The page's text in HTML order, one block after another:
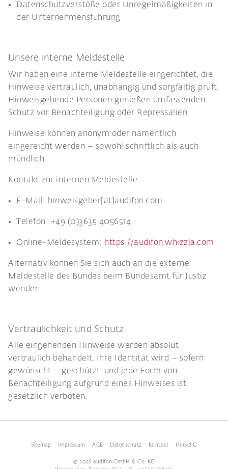
Datenschutzverstöße oder Unregelmäßigkeiten in
der Unternehmensführung
Unsere interne Meldestelle
Wir haben eine interne Meldestelle eingerichtet, die
Hinweise vertraulich, unabhängig und sorgfältig prüft.
Hinweisgebende Personen genießen umfassenden
Schutz vor Benachteiligung oder Repressalien.
Hinweise können anonym oder namentlich
eingereicht werden – sowohl schriftlich als auch
mündlich.
Kontakt zur internen Meldestelle:
E-Mail: hinweisgeber[at]audifon.com
Telefon: +49 (0)3635 4056514
Online-Meldesystem: https://audifon.whizzla.com
Alternativ können Sie sich auch an die externe
Meldestelle des Bundes beim Bundesamt für Justiz
wenden.
Vertraulichkeit und Schutz
Alle eingehenden Hinweise werden absolut
vertraulich behandelt. Ihre Identität wird – sofern
gewünscht – geschützt, und jede Form von
Benachteiligung aufgrund eines Hinweises ist
gesetzlich verboten.
Sitemap Impressum AGB Datenschutz Kontakt HinSchG
© 2026 audifon GmbH & Co. KG